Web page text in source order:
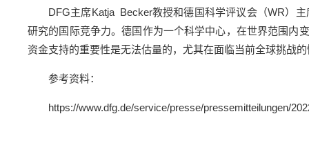
DFG主席Katja Becker教授和德国科学评议会（WR）
研究的国际竞争力。德国作为一个科学中心，在世界范围内
资金支持的重要性是无法估量的，尤其在面临当前全球挑战
参考资料：
https://www.dfg.de/service/presse/pressemitteilungen/